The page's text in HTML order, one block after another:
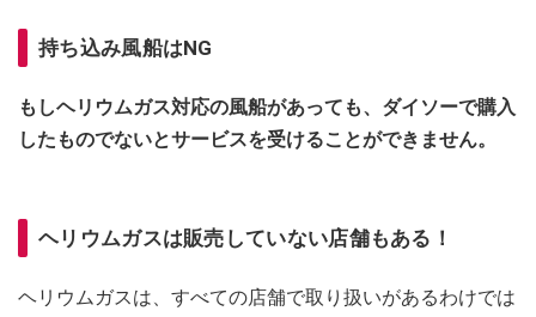
持ち込み風船はNG
もしヘリウムガス対応の風船があっても、ダイソーで購入
したものでないとサービスを受けることができません。
ヘリウムガスは販売していない店舗もある！
ヘリウムガスは、すべての店舗で取り扱いがあるわけでは